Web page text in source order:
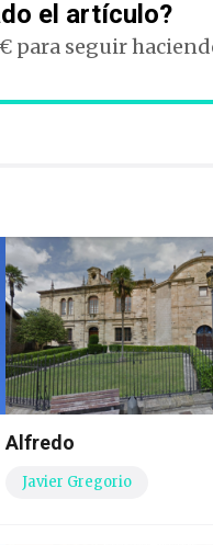
el artículo?
para seguir
Alfredo
Javier Gregorio